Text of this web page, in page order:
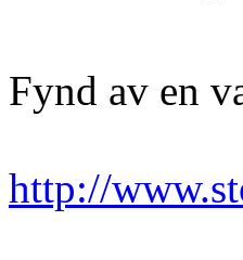
Fynd av en
http://